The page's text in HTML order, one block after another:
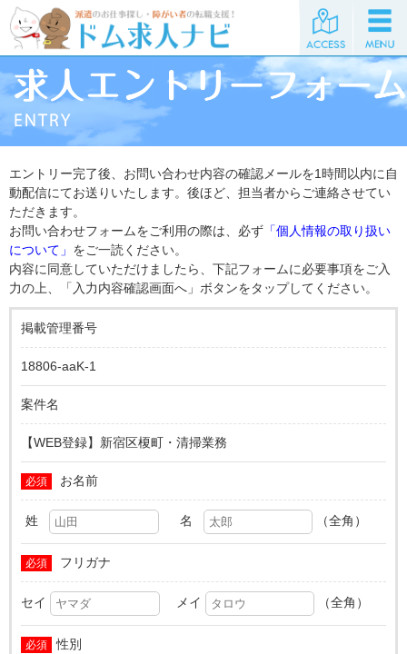
エントリー完了後、お問い合わせ内容の確認メールを1時間以内に自
動配信にてお送りいたします。後ほど、担当者からご連絡させてい
ただきます。
お問い合わせフォームをご利用の際は、必ず 「個人情報の取り扱い
について」 をご一読ください。
内容に同意していただけましたら、下記フォームに必要事項をご入
力の上、「入力内容確認画面へ」ボタンをタップしてください。
掲載管理番号
18806-aaK-1
案件名
【WEB登録】新宿区榎町・清掃業務
必須 お名前
姓 名 （全角）
必須 フリガナ
セイ メイ （全角）
必須 性別